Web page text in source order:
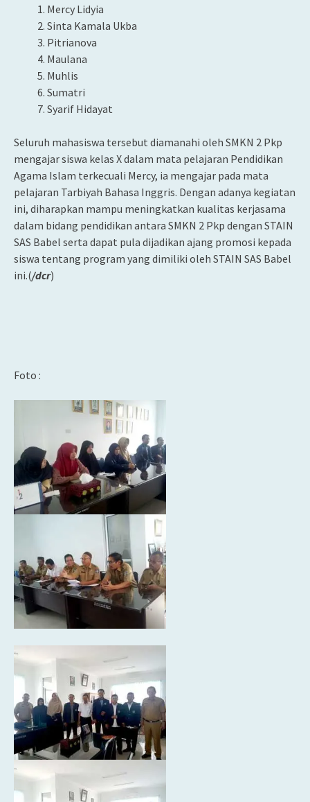
Mercy Lidyia
Sinta Kamala Ukba
Pitrianova
Maulana
Muhlis
Sumatri
Syarif Hidayat
Seluruh mahasiswa tersebut diamanahi oleh SMKN 2 Pkp
mengajar siswa kelas X dalam mata pelajaran Pendidikan
Agama Islam terkecuali Mercy, ia mengajar pada mata
pelajaran Tarbiyah Bahasa Inggris. Dengan adanya kegiatan
ini, diharapkan mampu meningkatkan kualitas kerjasama
dalam bidang pendidikan antara SMKN 2 Pkp dengan STAIN
SAS Babel serta dapat pula dijadikan ajang promosi kepada
siswa tentang program yang dimiliki oleh STAIN SAS Babel
ini.(/dcr)
Foto :